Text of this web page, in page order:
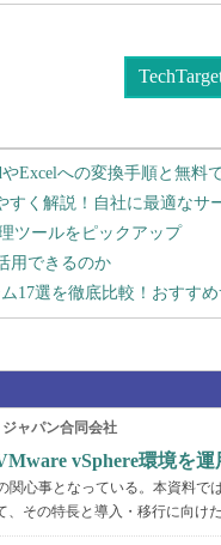
Excelへの変換手順と無料
すく解説！自社に最適なサ
ツールをピックアップ
用できるのか
17選を徹底比較！おすす
ャパン合同会社
vSphere環境を運
関心事となっている。本資料で
その特長と導入・移行に向け